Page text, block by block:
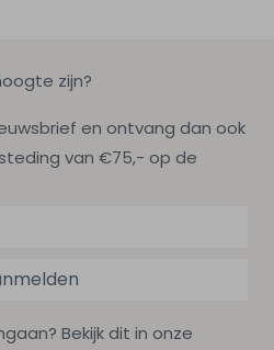
zijn?
en ontvang dan ook
van €75,- op de
Bekijk dit in onze